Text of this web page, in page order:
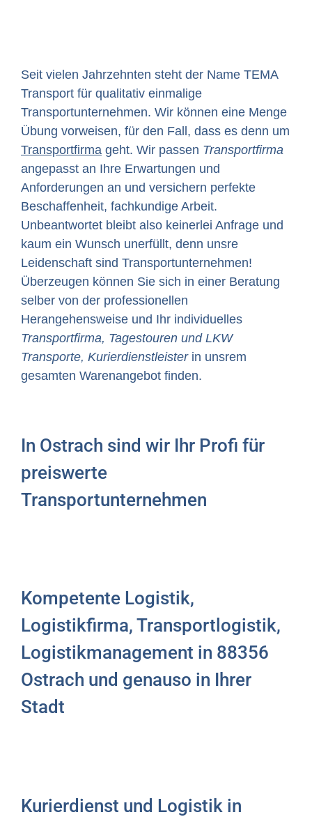
Seit vielen Jahrzehnten steht der Name TEMA
Transport für qualitativ einmalige
Transportunternehmen. Wir können eine Menge
Übung vorweisen, für den Fall, dass es denn um
Transportfirma geht. Wir passen Transportfirma
angepasst an Ihre Erwartungen und
Anforderungen an und versichern perfekte
Beschaffenheit, fachkundige Arbeit.
Unbeantwortet bleibt also keinerlei Anfrage und
kaum ein Wunsch unerfüllt, denn unsre
Leidenschaft sind Transportunternehmen!
Überzeugen können Sie sich in einer Beratung
selber von der professionellen
Herangehensweise und Ihr individuelles
Transportfirma, Tagestouren und LKW
Transporte, Kurierdienstleisterin unsrem
gesamten Warenangebot finden.
In Ostrach sind wir Ihr Profi für
preiswerte
Transportunternehmen
Kompetente Logistik,
Logistikfirma, Transportlogistik,
Logistikmanagement in 88356
Ostrach und genauso in Ihrer
Stadt
Kurierdienst und Logistik in